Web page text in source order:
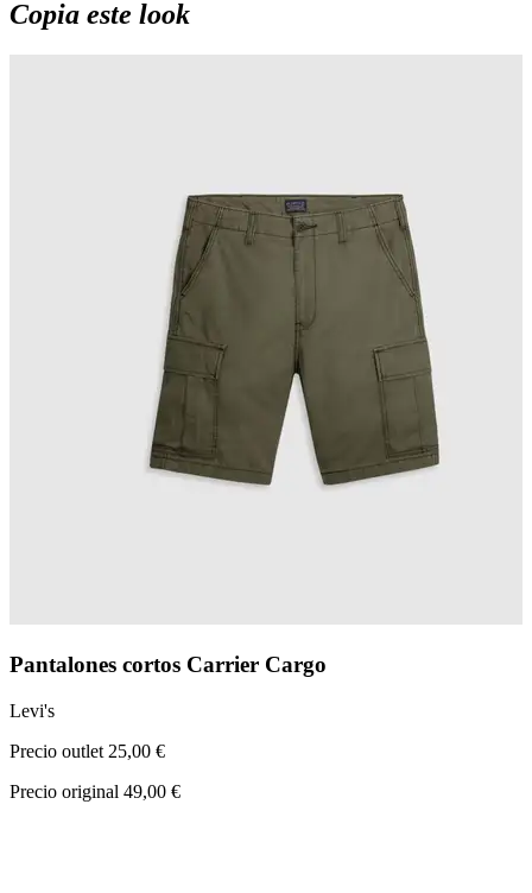
Copia este look
Pantalones cortos Carrier Cargo
Levi's
Precio outlet 25,00 €
Precio original 49,00 €